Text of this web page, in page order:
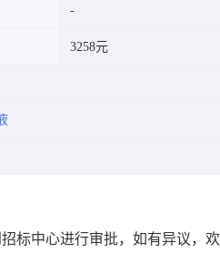
3258元
标中心进行审批，如有异议，欢